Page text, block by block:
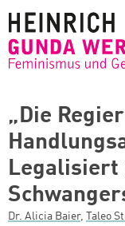
„Die
Legalisiert
Dr. Alicia Baier, Taleo